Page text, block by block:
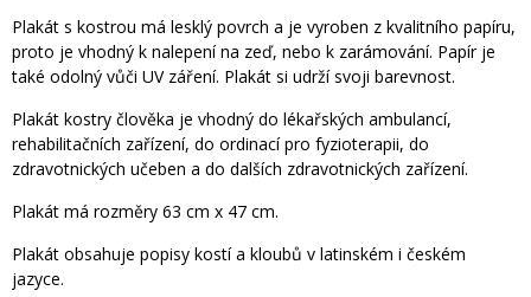
Plakát s kostrou má lesklý povrch a je vyroben z kvalitního papíru,
proto je vhodný k nalepení na zeď, nebo k zarámování. Papír je
také odolný vůči UV záření. Plakát si udrží svoji barevnost.
Plakát kostry člověka je vhodný do lékařských ambulancí,
rehabilitačních zařízení, do ordinací pro fyzioterapii, do
zdravotnických učeben a do dalších zdravotnických zařízení.
Plakát má rozměry 63 cm x 47 cm.
Plakát obsahuje popisy kostí a kloubů v latinském i českém
jazyce.